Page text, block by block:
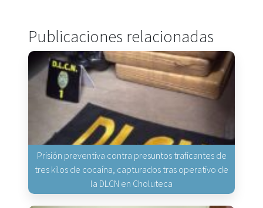
Publicaciones relacionadas
Prisión preventiva contra presuntos traficantes de
tres kilos de cocaína, capturados tras operativo de
la DLCN en Choluteca